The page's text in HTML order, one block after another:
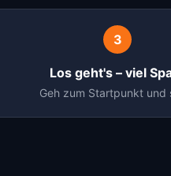
3
Los geht's – viel
Geh zum Startpunkt und